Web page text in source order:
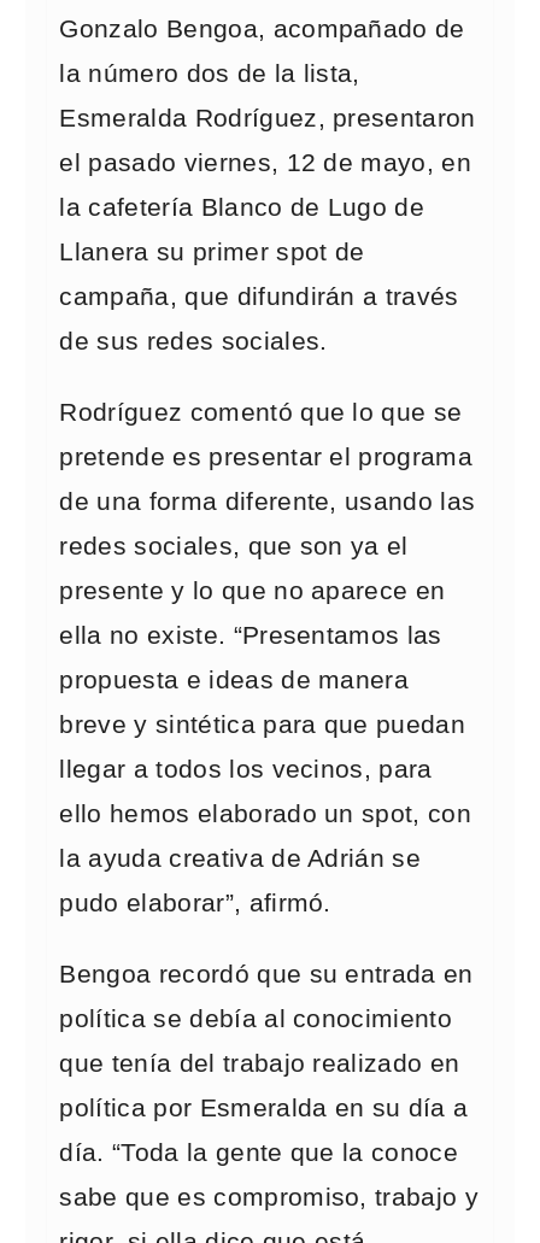
Gonzalo Bengoa, acompañado de
la número dos de la lista,
Esmeralda Rodríguez, presentaron
el pasado viernes, 12 de mayo, en
la cafetería Blanco de Lugo de
Llanera su primer spot de
campaña, que difundirán a través
de sus redes sociales.
Rodríguez comentó que lo que se
pretende es presentar el programa
de una forma diferente, usando las
redes sociales, que son ya el
presente y lo que no aparece en
ella no existe. “Presentamos las
propuesta e ideas de manera
breve y sintética para que puedan
llegar a todos los vecinos, para
ello hemos elaborado un spot, con
la ayuda creativa de Adrián se
pudo elaborar”, afirmó.
Bengoa recordó que su entrada en
política se debía al conocimiento
que tenía del trabajo realizado en
política por Esmeralda en su día a
día. “Toda la gente que la conoce
sabe que es compromiso, trabajo y